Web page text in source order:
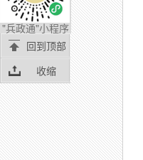
"兵政通"小程序
回到顶部
收缩